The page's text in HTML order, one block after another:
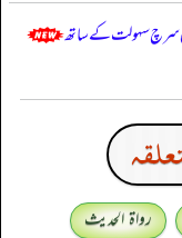
سرچ سہولت کے ساتھ
رواۃ الحدیث